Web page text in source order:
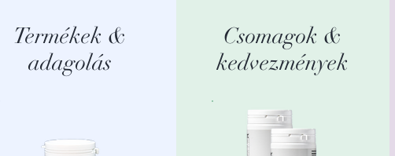
Termékek &
adagolás
Csomagok &
kedvezmények